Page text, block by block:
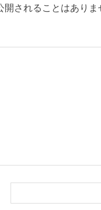
されることはありま